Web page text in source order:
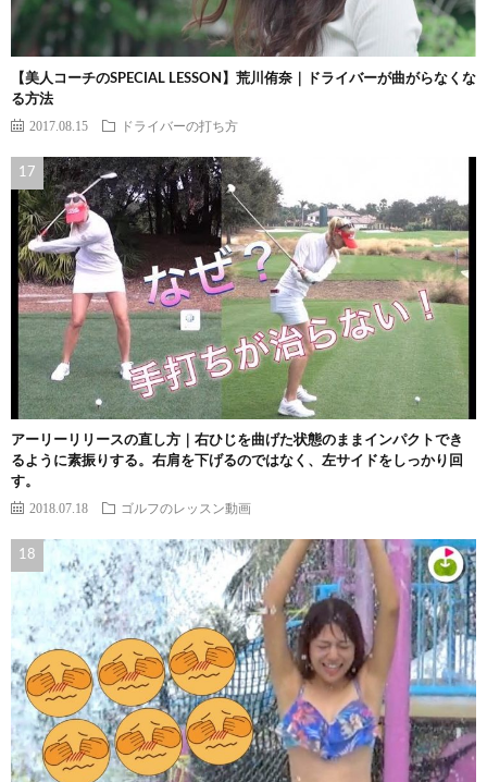
【美人コーチのSPECIAL LESSON】荒川侑奈｜ドライバーが曲がらなくな
る方法
2017.08.15 ドライバーの打ち方
アーリーリリースの直し方｜右ひじを曲げた状態のままインパクトでき
るように素振りする。右肩を下げるのではなく、左サイドをしっかり回
す。
2018.07.18 ゴルフのレッスン動画